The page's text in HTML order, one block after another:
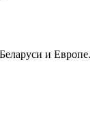
и Европе.